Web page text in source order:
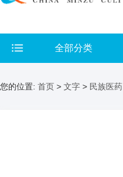
全部分类
您的位置: 首页 > 文字 > 民族医药